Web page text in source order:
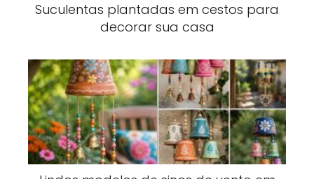
Suculentas plantadas em cestos para
decorar sua casa